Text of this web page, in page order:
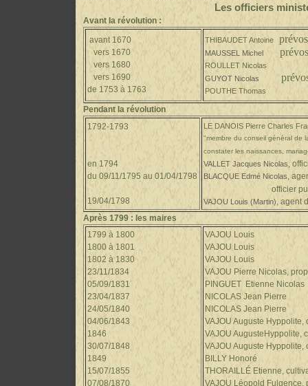
Les officiers
Avant la révolution :
avant 1670
vers 1670
vers 1680
vers 1690
de 1753 à 1763
THIBAUDET Antoine
MAUSSEL Michel
ROULLET Nicolas
GUYOT Nicolas
POUTHE Thomas
Pendant la révolution
1792-1793
en 1794
du 09/11/1795 au 01/04/1798
19/04/1798
LE DANOIS Pierre Charles
"membre du conseil général de
constater les naissances,
VALLET Jacques Nicolas ,
BLACQUE Edmé Nicolas
officier public
VAJOU Louis (Martin) agent
Après 1799 : les maires
1799 à 1800
1800 à 1801
1802 à 1830
23/11/1834
05/09/1831
23/04/1837
24/05/1840
04/06/1843
1846
30/07/1848
1849
15/07/1855
07/08/1870
VAJOU Louis
VAJOU Louis
VAJOU Louis
VAJOU Pierre Nicolas,
PINGUET Etienne Nicolas
NICOLAS Jean Pierre
NICOLAS Jean Pierre
VAJOU Auguste Hyppolite,
VAJOU AugusteHyppolite ,
VAJOU Auguste Hyppolite
BILLY Honoré
THORAILLÉ Etienne,
VAJOU Léopold Fulgence